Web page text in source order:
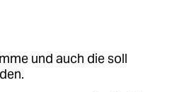
und auch die soll